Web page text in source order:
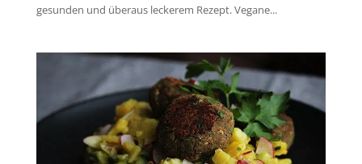
gesunden und überaus leckerem Rezept. Vegane...